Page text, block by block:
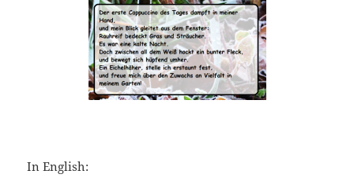
In English: